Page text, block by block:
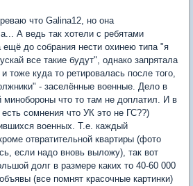
что Galina12, но она
А ведь так хотели с ребятами
ещё до собрания нести охинею типа "я
все такие будут", однако запрятала
тоже куда то ретировалась после того,
- заселённые военные. Дело в
что то там не доплатил. И в
есть сомнения что УК это не ГС??)
военных. Т.е. каждый
отвратительной квартиры (фото
если надо вновь выложу), так вот
долг в размере каких то 40-60 000
(все помнят красочные картинки)